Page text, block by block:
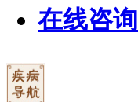
在线咨询